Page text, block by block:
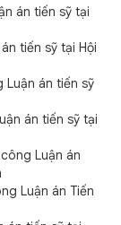
tiến sỹ tại Hội
án tiến sỹ tại
Luận án Tiến